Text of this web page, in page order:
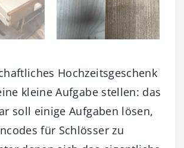
Hochzeitsgeschenk
kleine Aufgabe stellen: das
soll einige Aufgaben lösen,
für Schlösser zu